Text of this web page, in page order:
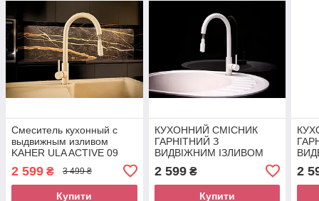
Смеситель кухонный с
выдвижным изливом
KAHER ULA ACTIVE 09
2 599 ₴ 3 499 ₴
Купити
КУХОННИЙ СМІСНИК
ГАРНІТНИЙ З
ВИДВІЖНИМ ІЗЛИВОМ
БІЛИЙ
2 599₴
Купити
2